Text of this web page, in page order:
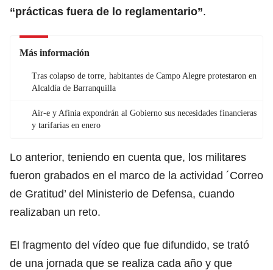
“prácticas fuera de lo reglamentario”.
Más información
Tras colapso de torre, habitantes de Campo Alegre protestaron en
Alcaldía de Barranquilla
Air-e y Afinia expondrán al Gobierno sus necesidades financieras
y tarifarias en enero
Lo anterior, teniendo en cuenta que, los militares
fueron grabados en el marco de la actividad ´Correo
de Gratitud’ del Ministerio de Defensa, cuando
realizaban un reto.
El fragmento del vídeo que fue difundido, se trató
de una jornada que se realiza cada año y que